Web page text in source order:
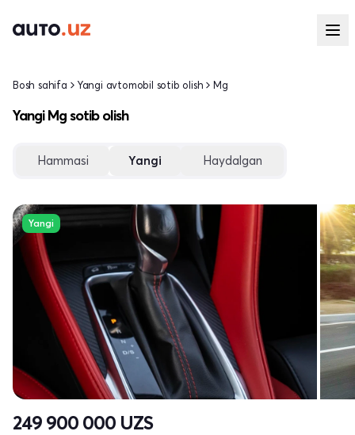
Bosh sahifa Yangi avtomobil sotib olish Mg
Yangi Mg sotib olish
Hammasi Yangi Haydalgan
Yangi
249 900 000 UZS